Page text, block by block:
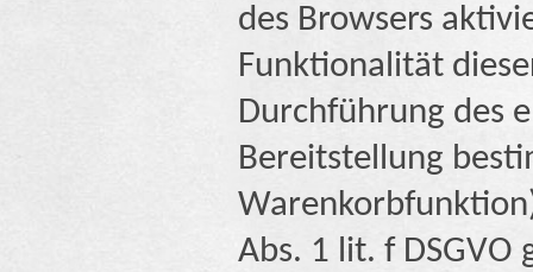
des Browsers
Funktionalität
Durchführung des
Bereitstellung
Abs. 1 lit. f